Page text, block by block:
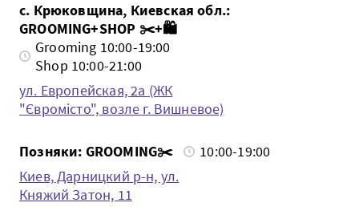
с. Крюковщина, Киевская обл.:
GROOMING+SHOP ✂️+🛍️
Grooming 10:00-19:00
Shop 10:00-21:00
ул. Европейская, 2а (ЖК
"Євромісто", возле г. Вишневое)
Позняки: GROOMING✂️
10:00-19:00
Киев, Дарницкий р-н, ул.
Княжий Затон, 11